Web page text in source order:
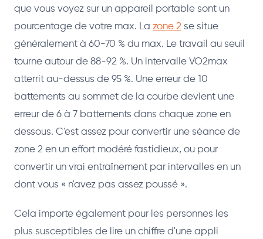
que vous voyez sur un appareil portable sont un
pourcentage de votre max. La zone 2 se situe
généralement à 60-70 % du max. Le travail au seuil
tourne autour de 88-92 %. Un intervalle VO2max
atterrit au-dessus de 95 %. Une erreur de 10
battements au sommet de la courbe devient une
erreur de 6 à 7 battements dans chaque zone en
dessous. C'est assez pour convertir une séance de
zone 2 en un effort modéré fastidieux, ou pour
convertir un vrai entraînement par intervalles en un
dont vous « n'avez pas assez poussé ».
Cela importe également pour les personnes les
plus susceptibles de lire un chiffre d'une appli